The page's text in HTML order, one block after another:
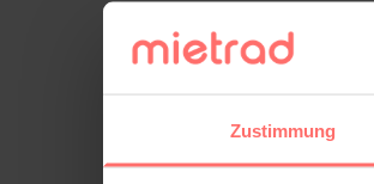
Zustimmung